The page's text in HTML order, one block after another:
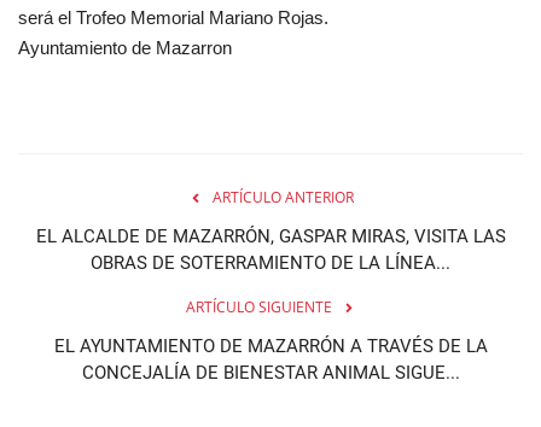
será el Trofeo Memorial Mariano Rojas.
Ayuntamiento de Mazarron
ARTÍCULO ANTERIOR
EL ALCALDE DE MAZARRÓN, GASPAR MIRAS, VISITA LAS
OBRAS DE SOTERRAMIENTO DE LA LÍNEA...
ARTÍCULO SIGUIENTE
EL AYUNTAMIENTO DE MAZARRÓN A TRAVÉS DE LA
CONCEJALÍA DE BIENESTAR ANIMAL SIGUE...